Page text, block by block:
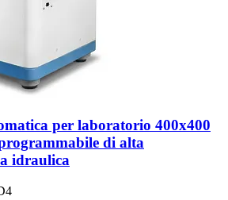
per laboratorio 400x400
di alta
idraulica